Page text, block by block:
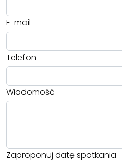
E-mail
Telefon
Wiadomość
Zaproponuj datę spotkania